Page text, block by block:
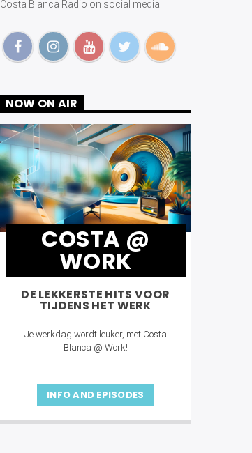
Costa Blanca Radio on social media
NOW ON AIR
COSTA @
WORK
DE LEKKERSTE HITS VOOR
TIJDENS HET WERK
Je werkdag wordt leuker, met Costa
Blanca @ Work!
INFO AND EPISODES